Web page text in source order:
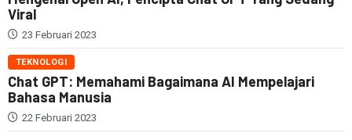
Viral
23 Februari 2023
TEKNOLOGI
Chat GPT: Memahami Bagaimana AI Mempelajari
Bahasa Manusia
22 Februari 2023